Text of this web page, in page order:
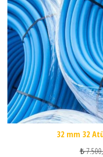
32 mm 32
₺